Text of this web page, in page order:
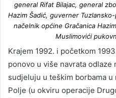
general Rifat Bilajac, general
Hazim Šadić, guverner
načelnik općine Gračanica
Muslimovići
Krajem 1992. i početkom
ponovo u više navrata odlaze
sudjeluju u teškim borbama
Polje (u okviru operacije